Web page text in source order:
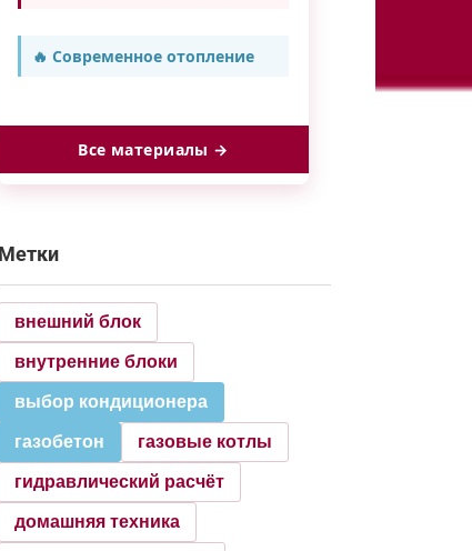
🔥 Современное отопление
Все материалы →
Метки
внешний блок
внутренние блоки
выбор кондиционера
газобетон газовые котлы
гидравлический расчёт
домашняя техника